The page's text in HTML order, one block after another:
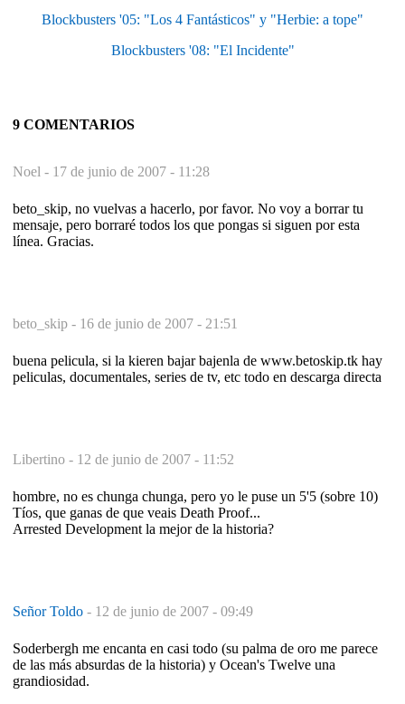
Blockbusters '05: "Los 4 Fantásticos" y "Herbie: a tope"
Blockbusters '08: "El Incidente"
9 COMENTARIOS
Noel - 17 de junio de 2007 - 11:28
beto_skip, no vuelvas a hacerlo, por favor. No voy a borrar tu
mensaje, pero borraré todos los que pongas si siguen por esta
línea. Gracias.
beto_skip - 16 de junio de 2007 - 21:51
buena pelicula, si la kieren bajar bajenla de www.betoskip.tk hay
peliculas, documentales, series de tv, etc todo en descarga directa
Libertino - 12 de junio de 2007 - 11:52
hombre, no es chunga chunga, pero yo le puse un 5'5 (sobre 10)
Tíos, que ganas de que veais Death Proof...
Arrested Development la mejor de la historia?
Señor Toldo - 12 de junio de 2007 - 09:49
Soderbergh me encanta en casi todo (su palma de oro me parece
de las más absurdas de la historia) y Ocean's Twelve una
grandiosidad.